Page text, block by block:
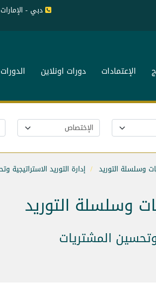
دبي - الإمارات
الإعتمادات دورات اونلاين
وسلسلة التوريد إدارة التوريد الاستراتيجية
وسلسلة التوريد
وتحسين المشتريات